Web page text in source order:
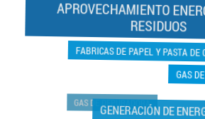
APROVECHAMIENTO
RESIDUOS
FABRICAS DE PAPEL Y PASTA DE
GAS DE DEPURADORA
GAS
GENERACIÓN DE